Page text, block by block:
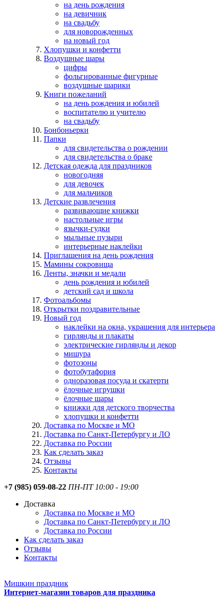
на день рождения
на девичник
на свадьбу
для новорожденных
на новый год
Хлопушки и конфетти
Воздушные шары
цифры
фольгированные фигурные
воздушные шарики
Книги пожеланий
на день рождения и юбилей
воспитателю и учителю
на свадьбу
Бонбоньерки
Папки
для свидетельства о рождении
для свидетельства о браке
Детская одежда для праздников
новогодняя
для девочек
для мальчиков
Детские развлечения
развивающие книжки
настольные игры
язычки-гудки
мыльные пузыри
интерьерные наклейки
Приглашения на день рождения
Мамины сокровища
Ленты, значки и медали
день рождения и юбилей
детский сад и школа
Фотоальбомы
Открытки поздравительные
Новый год
наклейки на окна, украшения для интерьера
гирлянды и плакаты
электрические гирлянды и декор
мишура
фотозоны
фотобутафория
одноразовая посуда и скатерти
ёлочные игрушки
ёлочные шары
книжки для детского творчества
хлопушки и конфетти
Доставка по Москве и МО
Доставка по Санкт-Петербургу и ЛО
Доставка по России
Как сделать заказ
Отзывы
Контакты
+7 (985) 059-08-22 ПН-ПТ 10:00 - 19:00
Доставка
Доставка по Москве и МО
Доставка по Санкт-Петербургу и ЛО
Доставка по России
Как сделать заказ
Отзывы
Контакты
Мишкин праздник
Интернет-магазин товаров для праздника